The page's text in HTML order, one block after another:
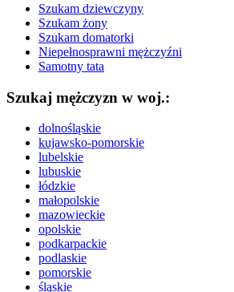
Szukam dziewczyny
Szukam żony
Szukam domatorki
Niepełnosprawni mężczyźni
Samotny tata
Szukaj mężczyzn w woj.:
dolnośląskie
kujawsko-pomorskie
lubelskie
lubuskie
łódzkie
małopolskie
mazowieckie
opolskie
podkarpackie
podlaskie
pomorskie
śląskie